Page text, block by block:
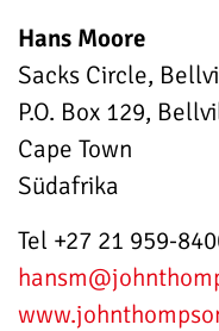
Hans Moore
Sacks Circle,
P.O. Box 129,
Cape Town
Südafrika
Tel +27 21 959-
hansm